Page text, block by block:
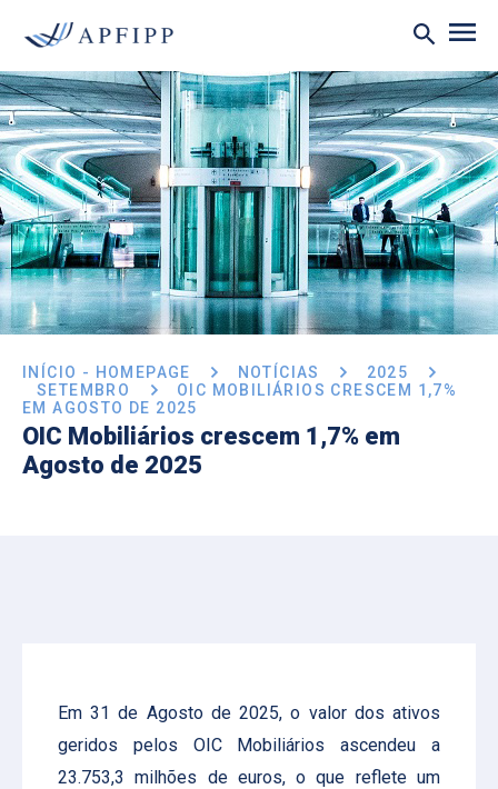
INÍCIO - HOMEPAGE NOTÍCIAS
2025
SETEMBRO
OIC MOBILIÁRIOS CRESCEM 1,7%
EM AGOSTO DE 2025
OIC Mobiliários crescem 1,7% em
Agosto de 2025
Em 31 de Agosto de 2025, o valor dos ativos
geridos pelos OIC Mobiliários ascendeu a
23.753,3 milhões de euros, o que reflete um